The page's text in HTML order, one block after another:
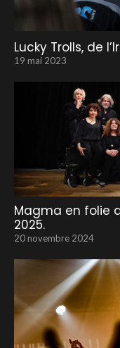
Lucky Trolls, de
19 mai 2023
Magma en folie
2025.
20 novembre 2024